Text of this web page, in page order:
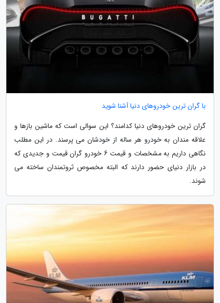
با گران ترین خودروهای دنیا آشنا شوید
گران ترین خودروهای دنیا کدامند؟ این سوالی است که ماشین بازها و
علاقه مندان به خودرو هر ساله از خودشان می پرسند. در این مطلب
نگاهی داریم به مشخصات و قیمت 6 خودرو گران قیمت و جدیدی که
در بازار دنیای حضور دارند که البته مخصوص ثروتمندان ساخته می
شوند.